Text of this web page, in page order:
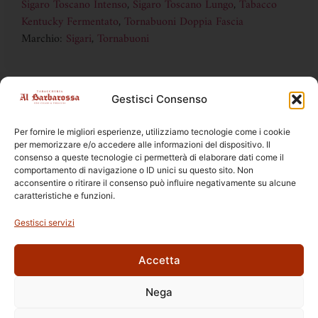
Gestisci Consenso
Per fornire le migliori esperienze, utilizziamo tecnologie come i cookie
per memorizzare e/o accedere alle informazioni del dispositivo. Il
consenso a queste tecnologie ci permetterà di elaborare dati come il
comportamento di navigazione o ID unici su questo sito. Non
acconsentire o ritirare il consenso può influire negativamente su alcune
caratteristiche e funzioni.
Gestisci servizi
Accetta
Nega
Sigaro Toscano Intenso, Sigaro Toscano Lungo, Tabacco
Kentucky Fermentato, Tornabuoni Doppia Fascia
Marchio: Sigari, Tornabuoni
la vendita online è vietata ai sensi della legge 19 DL 6/2016